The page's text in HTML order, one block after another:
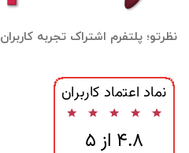
نظرتو؛ پلتفرم اشتراک تجربه کاربران